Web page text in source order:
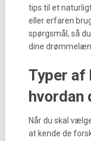
tips til et
eller erfaren
spørgsmål, så
dine
Typer af
Når du skal
at kende de